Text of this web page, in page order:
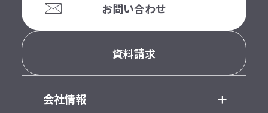
お問い合わせ
資料請求
会社情報